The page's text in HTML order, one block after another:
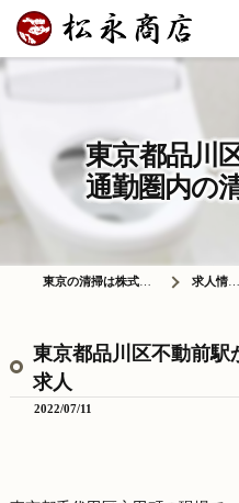
東京都品川
通勤圏内の
東京の清掃は株式会社松永商店 求人情報ブログ
東京都品川区不動前駅
求人
2022/07/11